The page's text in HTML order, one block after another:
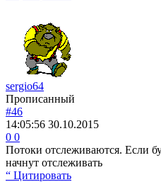
sergio64
Прописанный
#46
14:05:56 30.10.2015
0 0
Потоки отслеживаются. Если
начнут отслеживать
“ Цитировать